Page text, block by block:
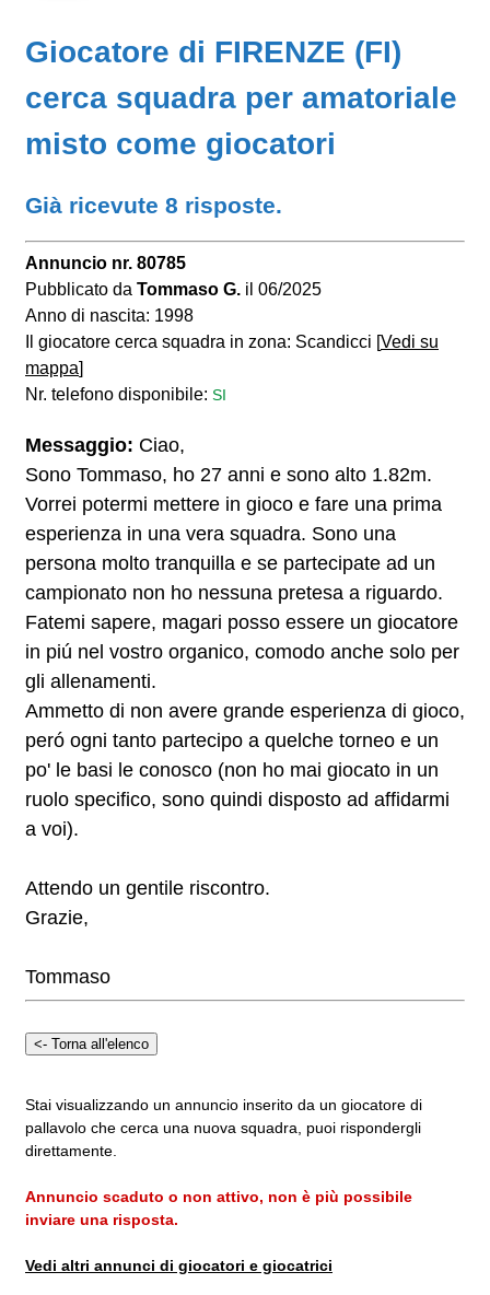
Giocatore di FIRENZE (FI)
cerca squadra per amatoriale
misto come giocatori
Già ricevute 8 risposte.
Annuncio nr. 80785
Pubblicato da Tommaso G. il 06/2025
Anno di nascita: 1998
Il giocatore cerca squadra in zona: Scandicci [Vedi su
mappa]
Nr. telefono disponibile: SI
Messaggio: Ciao,
Sono Tommaso, ho 27 anni e sono alto 1.82m.
Vorrei potermi mettere in gioco e fare una prima
esperienza in una vera squadra. Sono una
persona molto tranquilla e se partecipate ad un
campionato non ho nessuna pretesa a riguardo.
Fatemi sapere, magari posso essere un giocatore
in piú nel vostro organico, comodo anche solo per
gli allenamenti.
Ammetto di non avere grande esperienza di gioco,
peró ogni tanto partecipo a quelche torneo e un
po' le basi le conosco (non ho mai giocato in un
ruolo specifico, sono quindi disposto ad affidarmi
a voi).
Attendo un gentile riscontro.
Grazie,
Tommaso
Stai visualizzando un annuncio inserito da un giocatore di
pallavolo che cerca una nuova squadra, puoi rispondergli
direttamente.
Annuncio scaduto o non attivo, non è più possibile
inviare una risposta.
Vedi altri annunci di giocatori e giocatrici